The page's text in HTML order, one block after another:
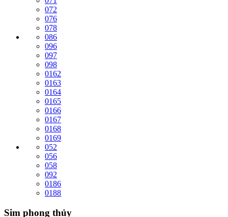
072
076
078
086
096
097
098
0162
0163
0164
0165
0166
0167
0168
0169
052
056
058
092
0186
0188
Sim phong thủy